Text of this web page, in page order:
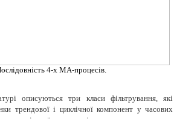
4-х МА-процесів.
описуються три класи фільтрування, які
трендової і циклічної компонент у часових